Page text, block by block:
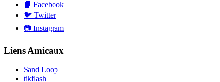
📘 Facebook
🐦 Twitter
📷 Instagram
Liens Amicaux
Sand Loop
tikflash